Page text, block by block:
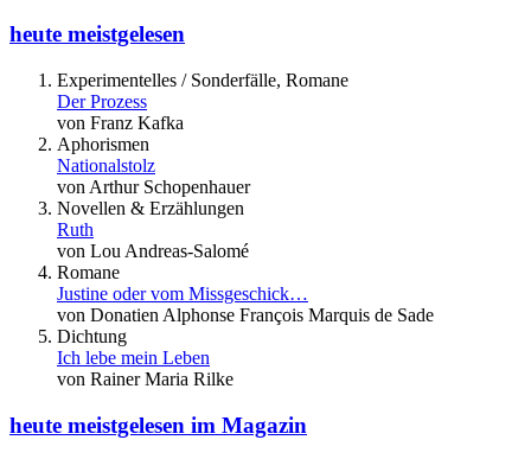
heute meistgelesen
Experimentelles / Sonderfälle, Romane
Der Prozess
von Franz Kafka
Aphorismen
Nationalstolz
von Arthur Schopenhauer
Novellen & Erzählungen
Ruth
von Lou Andreas-Salomé
Romane
Justine oder vom Missgeschick…
von Donatien Alphonse François Marquis de Sade
Dichtung
Ich lebe mein Leben
von Rainer Maria Rilke
heute meistgelesen im Magazin